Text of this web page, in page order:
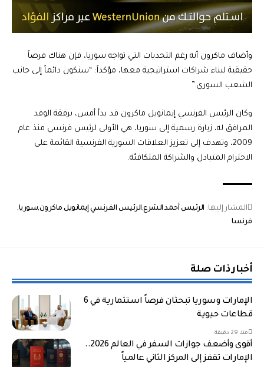
وأضاف ماكرون أنه رغم التحديات التي تواجه سوريا، فإن هناك فرصاً
حقيقية لبناء شراكات استراتيجية معها، مؤكداً: “سنكون دائماً إلى جانب
الشعب السوري.”
وكان الرئيس الفرنسي إيمانويل ماكرون قد بدأ أمس، برفقة الوفد
المرافق له، زيارة رسمية إلى سوريا، هي الأولى لرئيس فرنسي منذ عام
2009، وتهدف إلى تعزيز العلاقات السورية الفرنسية القائمة على
الاحترام المتبادل والشراكة المتكافئة.
المشار إليها: الرئيس أحمد الشرع الرئيس الفرنسي إيمانويل ماكرونسوريا
فرنسا
أخبار ذات صلة
الإمارات وسوريا تبحثان فرصاً استثمارية في 6
قطاعات حيوية
منذ 29 دقيقة
أقوى وأضعف جوازات السفر في العالم 2026..
الإمارات تقفز إلى المركز الثاني عالمياً